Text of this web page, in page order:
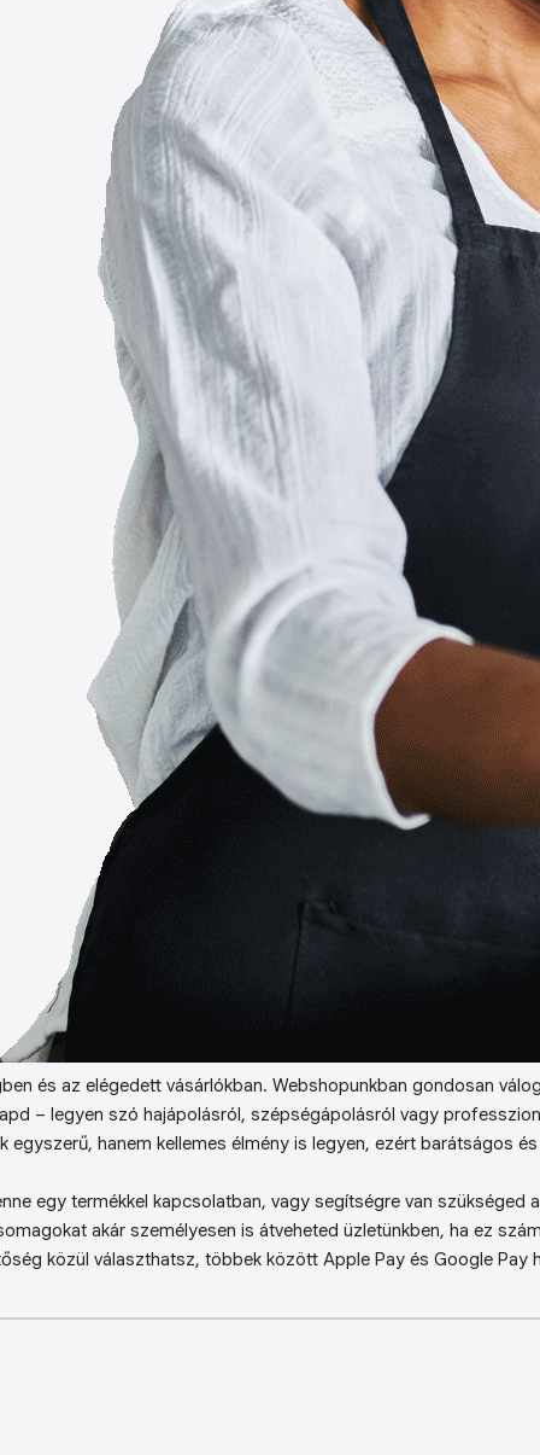
és az elégedett vásárlókban. Webshopunkban gondosan
– legyen szó hajápolásról, szépségápolásról vagy
egyszerű, hanem kellemes élmény is legyen, ezért barátságos
egy termékkel kapcsolatban, vagy segítségre van szükséged
akár személyesen is átveheted üzletünkben, ha ez
közül választhatsz, többek között Apple Pay és Google Pay